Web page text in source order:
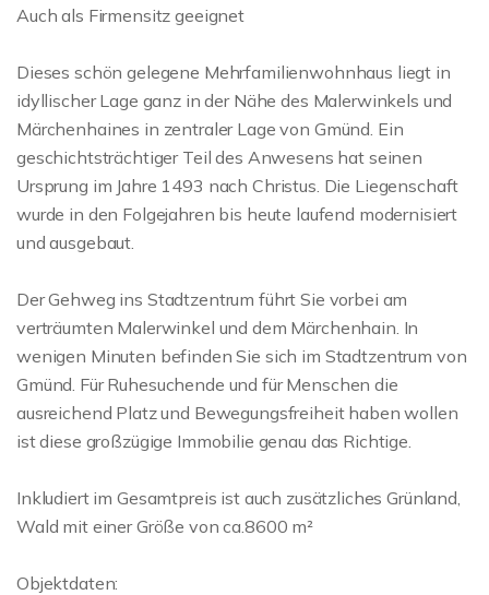
Auch als Firmensitz geeignet
Dieses schön gelegene Mehrfamilienwohnhaus liegt in
idyllischer Lage ganz in der Nähe des Malerwinkels und
Märchenhaines in zentraler Lage von Gmünd. Ein
geschichtsträchtiger Teil des Anwesens hat seinen
Ursprung im Jahre 1493 nach Christus. Die Liegenschaft
wurde in den Folgejahren bis heute laufend modernisiert
und ausgebaut.
Der Gehweg ins Stadtzentrum führt Sie vorbei am
verträumten Malerwinkel und dem Märchenhain. In
wenigen Minuten befinden Sie sich im Stadtzentrum von
Gmünd. Für Ruhesuchende und für Menschen die
ausreichend Platz und Bewegungsfreiheit haben wollen
ist diese großzügige Immobilie genau das Richtige.
Inkludiert im Gesamtpreis ist auch zusätzliches Grünland,
Wald mit einer Größe von ca.8600 m²
Objektdaten: